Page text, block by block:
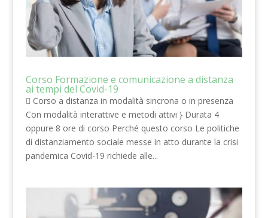
Corso Formazione e comunicazione a distanza
ai tempi del Covid-19
 Corso a distanza in modalità sincrona o in presenza
Con modalità interattive e metodi attivi } Durata 4
oppure 8 ore di corso Perché questo corso Le politiche
di distanziamento sociale messe in atto durante la crisi
pandemica Covid-19 richiede alle...